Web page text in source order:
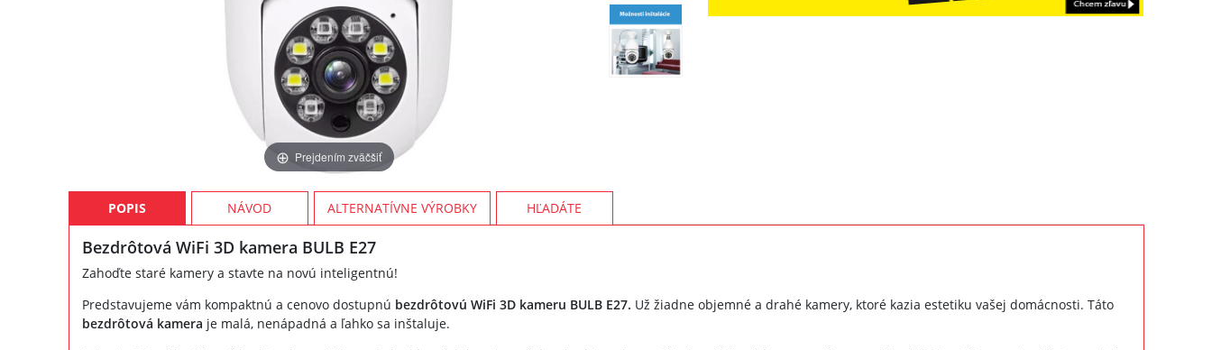
Prejdením zväčšiť
POPIS NÁVOD ALTERNATÍVNE VÝROBKY HĽADÁTE
Bezdrôtová WiFi 3D kamera BULB E27
Zahoďte staré kamery a stavte na novú inteligentnú!
Predstavujeme vám kompaktnú a cenovo dostupnú bezdrôtovú WiFi 3D kameru BULB E27. Už žiadne objemné a drahé kamery, ktoré kazia estetiku vašej domácnosti. Táto
bezdrôtová kamera je malá, nenápadná a ľahko sa inštaluje.